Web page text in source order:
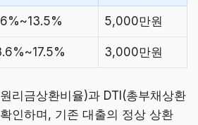
5,000만원
3,000만원
리금상환비율)과 DTI(총부채상환
인하며, 기존 대출의 정상 상환